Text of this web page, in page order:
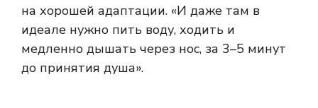
на хорошей адаптации. «И даже там в
идеале нужно пить воду, ходить и
медленно дышать через нос, за 3–5 минут
до принятия душа».